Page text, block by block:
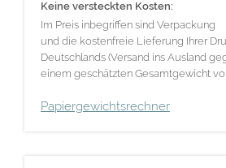
Keine versteckten Kosten:
Im Preis inbegriffen sind Verpackung
und die kostenfreie Lieferung Ihrer
Deutschlands (Versand ins Ausland
einem geschätzten Gesamtgewicht
Papiergewichtsrechner